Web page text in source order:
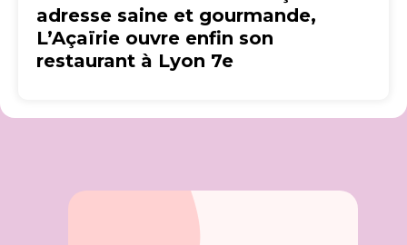
adresse saine et gourmande,
L’Açaïrie ouvre enfin son
restaurant à Lyon 7e